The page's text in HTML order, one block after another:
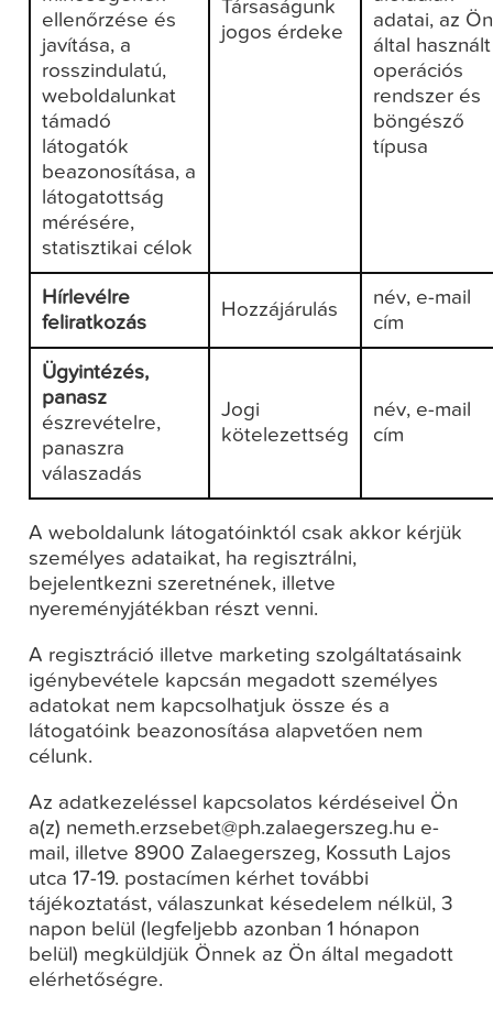
ellenőrzése és
javítása, a
rosszindulatú,
weboldalunkat
támadó
látogatók
beazonosítása, a
látogatottság
mérésére,
statisztikai célok
Társaságunk
jogos érdeke
adatai, az Ön
által használt
operációs
rendszer és
böngésző
típusa
Hírlevélre
feliratkozás
Hozzájárulás
név, e-mail
cím
Ügyintézés,
panasz
észrevételre,
panaszra
válaszadás
Jogi
kötelezettség
név, e-mail
cím
A weboldalunk látogatóinktól csak akkor kérjük
személyes adataikat, ha regisztrálni,
bejelentkezni szeretnének, illetve
nyereményjátékban részt venni.
A regisztráció illetve marketing szolgáltatásaink
igénybevétele kapcsán megadott személyes
adatokat nem kapcsolhatjuk össze és a
látogatóink beazonosítása alapvetően nem
célunk.
Az adatkezeléssel kapcsolatos kérdéseivel Ön
a(z) nemeth.erzsebet@ph.zalaegerszeg.hu e-
mail, illetve 8900 Zalaegerszeg, Kossuth Lajos
utca 17-19. postacímen kérhet további
tájékoztatást, válaszunkat késedelem nélkül, 3
napon belül (legfeljebb azonban 1 hónapon
belül) megküldjük Önnek az Ön által megadott
elérhetőségre.